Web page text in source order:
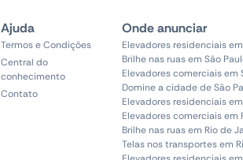
Ajuda
Termos e Condições
Central do
conhecimento
Contato
Onde anunciar
Elevadores residenciais
Brilhe nas ruas em São
Elevadores comerciais em
Domine a cidade de São
Elevadores residenciais
Elevadores comerciais em
Brilhe nas ruas em Rio de
Telas nos transportes em